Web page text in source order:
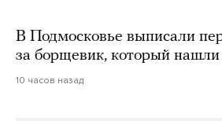
В Подмосковье выписали
за борщевик, который
10 часов назад